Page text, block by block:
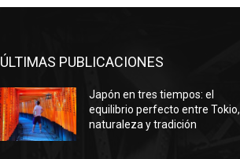
ÚLTIMAS PUBLICACIONES
Japón en tres tiempos: el
equilibrio perfecto entre Tokio,
naturaleza y tradición